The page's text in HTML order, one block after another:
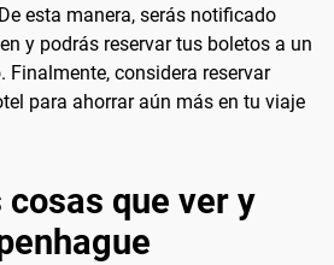
esta manera, serás notificado
y podrás reservar tus boletos a un
Finalmente, considera reservar
para ahorrar aún más en tu viaje
que ver y